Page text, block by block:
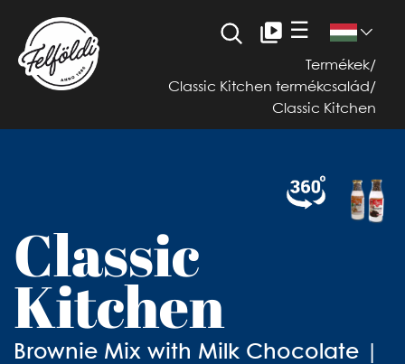
☰
Termékek/
Classic Kitchen termékcsalád /
Classic Kitchen
Classic
Kitchen
Brownie Mix with Milk Chocolate |